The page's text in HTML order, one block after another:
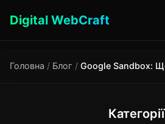
Digital WebCraft
Головна / Блог /
Категорії